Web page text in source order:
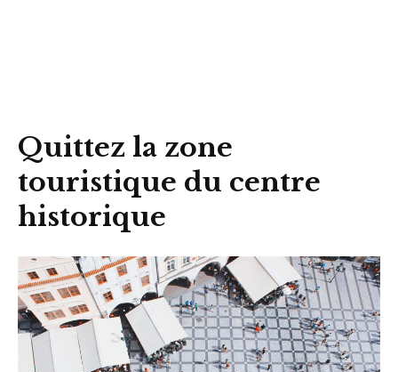
Quittez la zone
touristique du centre
historique